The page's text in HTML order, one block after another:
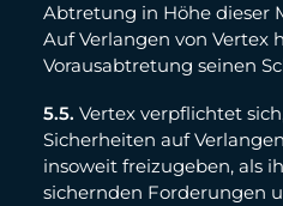
Abtretung in Höhe dieser
Auf Verlangen von Vertex
Vorausabtretung seinen
5.5. Vertex verpflichtet
Sicherheiten auf
insoweit freizugeben, als
sichernden Forderungen